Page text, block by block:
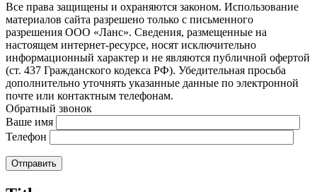
Все права защищены и охраняются законом. Использование
материалов сайта разрешено только с письменного
разрешения ООО «Ланс». Сведения, размещенные на
настоящем интернет-ресурсе, носят исключительно
информационный характер и не являются публичной офертой
(ст. 437 Гражданского кодекса РФ). Убедительная просьба
дополнительно уточнять указанные данные по электронной
почте или контактным телефонам.
Обратный звонок
Ваше имя
Телефон
Отправить